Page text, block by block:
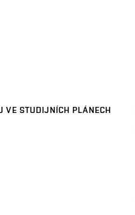
VE STUDIJNÍCH PLÁNECH